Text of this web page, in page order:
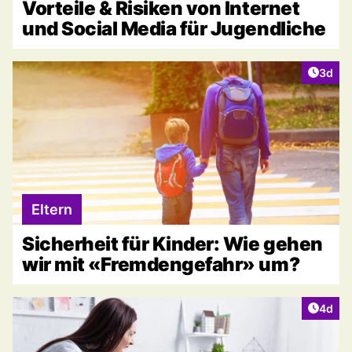
Vorteile & Risiken von Internet
und Social Media für Jugendliche
3d
Eltern
Sicherheit für Kinder: Wie gehen
wir mit «Fremdengefahr» um?
4d